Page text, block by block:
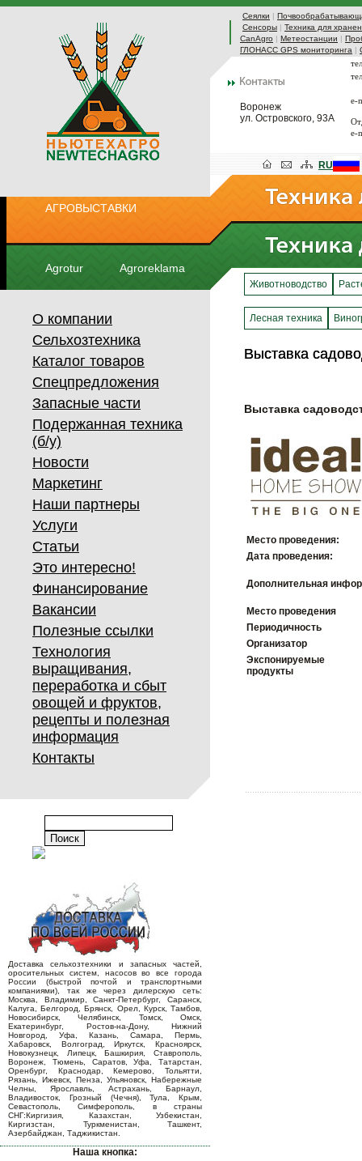
Сеялки |
Сенсоры | Техника для
CanAgro | Метеостанции |
ГЛОНАСС GPS мониторинга |
Воронеж
ул. Островского, 93А
e-
e-
АГРОВЫСТАВКИ
Agrotur Agroreklama
RU
О компании
Сельхозтехника
Каталог товаров
Спецпредложения
Запасные части
Подержанная техника
(б/у)
Новости
Маркетинг
Наши партнеры
Услуги
Статьи
Это интересно!
Финансирование
Вакансии
Полезные ссылки
Технология
выращивания,
переработка и сбыт
овощей и фруктов,
рецепты и полезная
информация
Контакты
Доставка сельхозтехники и запасных частей,
оросительных систем, насосов во все города
России (быстрой почтой и транспортными
компаниями), так же через дилерскую сеть:
Москва, Владимир, Санкт-Петербург, Саранск,
Калуга, Белгород, Брянск, Орел, Курск, Тамбов,
Новосибирск, Челябинск, Томск, Омск,
Екатеринбург, Ростов-на-Дону, Нижний
Новгород, Уфа, Казань, Самара, Пермь,
Хабаровск, Волгоград, Иркутск, Красноярск,
Новокузнецк, Липецк, Башкирия, Ставрополь,
Воронеж, Тюмень, Саратов, Уфа, Татарстан,
Оренбург, Краснодар, Кемерово, Тольятти,
Рязань, Ижевск, Пенза, Ульяновск, Набережные
Челны, Ярославль, Астрахань, Барнаул,
Владивосток, Грозный (Чечня), Тула, Крым,
Севастополь, Симферополь, в страны
СНГ:Киргизия, Казахстан, Узбекистан,
Киргизстан, Туркменистан, Ташкент,
Азербайджан, Таджикистан.
Наша кнопка:
Животноводство
Лесная техника
Выставка
Выставка
Выставка
Место проведения:
Дата проведения:
Дополнительная
Место проведения
Периодичность
Организатор
Экспонируемые
продукты